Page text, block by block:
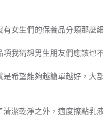
有女生們的保養品分類那麼細
項我猜想男生朋友們應該也
是希望能夠越簡單越好，大
清潔乾淨之外，適度擦點乳